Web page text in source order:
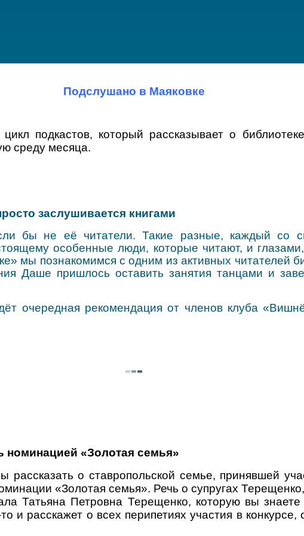
Подслушано в Маяковке
подкастов, который рассказывает о
среду месяца.
заслушивается книгами
бы не её читатели. Такие разные, каждый со
особенные люди, которые читают, и
мы познакомимся с одним из активных читателей
Даше пришлось оставить занятия танцами и
очередная рекомендация от членов клуба
номинацией «Золотая семья»
о ставропольской семье, принявшей
«Золотая семья». Речь о супругах
Татьяна Петровна Терещенко, которую вы знаете
и расскажет о всех перипетиях участия в